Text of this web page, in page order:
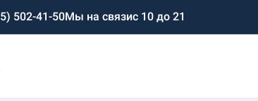
502-41-50Мы на связис 10 до 21